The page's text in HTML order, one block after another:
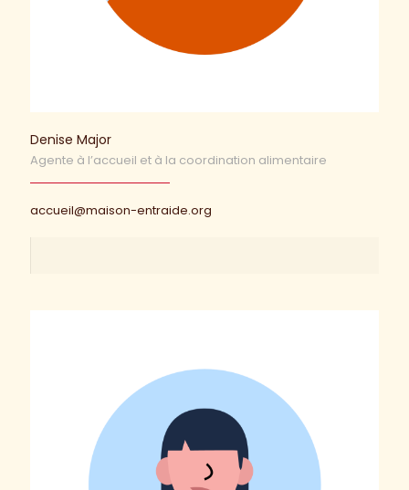
Denise Major
Agente à l’accueil et à la coordination alimentaire
accueil@maison-entraide.org